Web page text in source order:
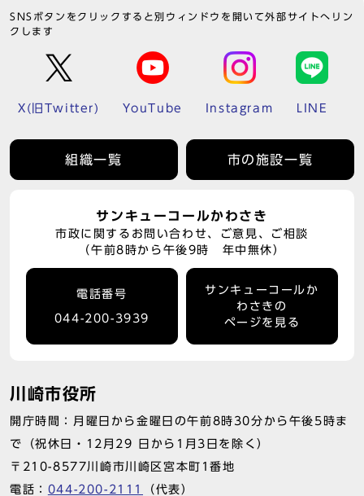
SNSボタンをクリックすると別ウィンドウを開いて外部サイトへリン
クします
X(旧Twitter) YouTube Instagram LINE
組織一覧 市の施設一覧
サンキューコールかわさき
市政に関するお問い合わせ、ご意見、ご相談
（午前8時から午後9時 年中無休）
電話番号
044-200-3939
サンキューコールか
わさきの
ページを見る
川崎市役所
開庁時間：月曜日から金曜日の午前8時30分から午後5時ま
で（祝休日・12月29 日から1月3日を除く）
〒210-8577川崎市川崎区宮本町1番地
電話： 044-200-2111 （代表）